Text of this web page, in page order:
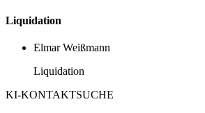
Liquidation
Elmar Weißmann
Liquidation
KI-KONTAKTSUCHE